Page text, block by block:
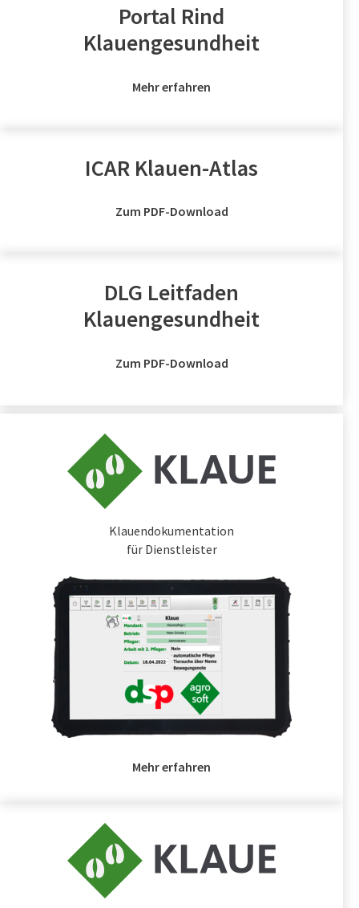
Portal Rind
Klauengesundheit
Mehr erfahren
ICAR Klauen-Atlas
Zum PDF-Download
DLG Leitfaden
Klauengesundheit
Zum PDF-Download
Klauendokumentation
für Dienstleister
Mehr erfahren